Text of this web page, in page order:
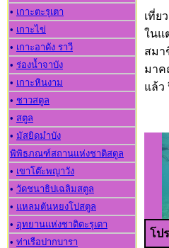
• เกาะตะรุเตา
• เกาะไข่
• เกาะอาดัง ราวี
• ร่องน้ำจาบัง
• เกาะหินงาม
• ชาวสตูล
• สตูล
• มัสยิดมำบัง
พิพิธภณฑ์สถานแห่งชาติสตูล
• เขาโต๊ะพญาวัง
• วัดชนาธิปเฉลิมสตูล
• แหลมตันหยงโปสตูล
• อุทยานแห่งชาติตะรุเตา
• ท่าเรือปากบารา
เที่ย
ในแ
สมา
มาค
แล้ว
โป